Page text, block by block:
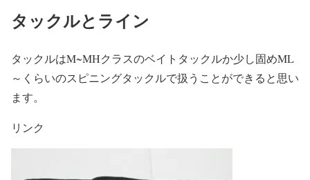
タックルとライン
タックルはM~MHクラスのベイトタックルか少し固めML
～くらいのスピニングタックルで扱うことができると思い
ます。
リンク